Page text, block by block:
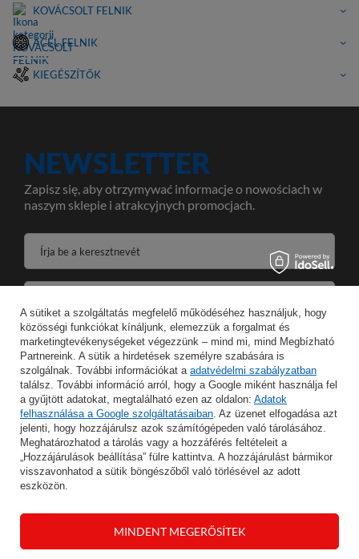
KOVÁCSOLT FELNIK
ACÉL FELNIK
KIEGÉSZÍTŐK
NEWSLETTER
Zapisz się, aby otrzymywać informacje o nowościach w
naszym sklepie i atrakcyjnych promocjach.
Írja be a keresztnevét
Wyrażam zgodę na przetwarzanie moich danych osobowych w celeach oraz zakresie realizacji usług Newsletter w
MENTÉS
INFORMÁCIÓ
SEGÍTSÉG
A sütiket a szolgáltatás megfelelő működéséhez használjuk, hogy
közösségi funkciókat kínáljunk, elemezzük a forgalmat és
marketingtevékenységeket végezzünk – mind mi, mind Megbízható
Partnereink. A sütik a hirdetések személyre szabására is
szolgálnak. További információkat a adatvédelmi szabályzatban
találsz. További információ arról, hogy a Google miként használja fel
a gyűjtött adatokat, megtalálható ezen az oldalon: Adatok
felhasználása a Google szolgáltatásaiban. Az üzenet elfogadása azt
jelenti, hogy hozzájárulsz azok számítógépeden való tárolásához.
Meghatározhatod a tárolás vagy a hozzáférés feltételeit a
„Hozzájárulások beállítása” fülre kattintva. A hozzájárulást bármikor
visszavonhatod a sütik böngészőből való törlésével az adott
eszközön.
MINDENT MEGERŐSÍTEK